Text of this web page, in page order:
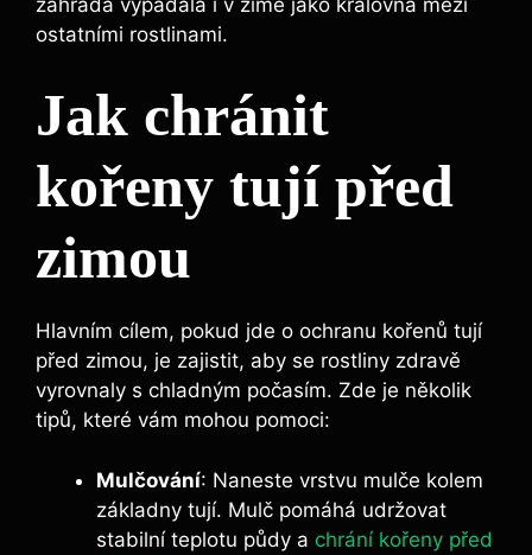
ostatními rostlinami.
Jak chránit
kořeny tují před
zimou
Hlavním cílem, pokud jde o ochranu kořenů tují
před zimou, je zajistit, aby se rostliny zdravě
vyrovnaly s chladným počasím. Zde je několik
tipů, které vám mohou pomoci:
Mulčování: Naneste vrstvu mulče kolem
základny tují. Mulč pomáhá udržovat
stabilní teplotu půdy a chrání kořeny před